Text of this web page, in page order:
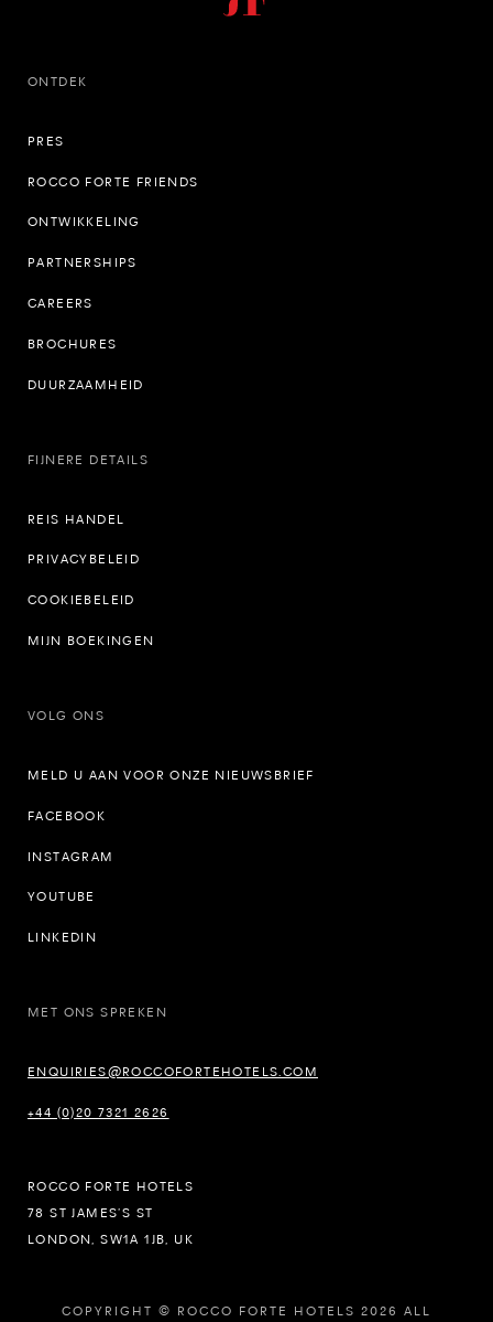
ONTDEK
PRES
ROCCO FORTE FRIENDS
ONTWIKKELING
PARTNERSHIPS
CAREERS
BROCHURES
DUURZAAMHEID
FIJNERE DETAILS
REIS HANDEL
PRIVACYBELEID
COOKIEBELEID
MIJN BOEKINGEN
VOLG ONS
MELD U AAN VOOR ONZE NIEUWSBRIEF
FACEBOOK
INSTAGRAM
YOUTUBE
LINKEDIN
MET ONS SPREKEN
ENQUIRIES@ROCCOFORTEHOTELS.COM
+44 (0)20 7321 2626
ROCCO FORTE HOTELS
78 ST JAMES’S ST
LONDON, SW1A 1JB, UK
COPYRIGHT © ROCCO FORTE HOTELS 2026 ALL